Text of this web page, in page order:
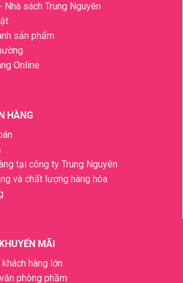
Nhà sách Trung Nguyên
sản phẩm
Online
HÀNG
tại công ty Trung Nguyên
và chất lượng hàng hóa
MÃI
hàng lớn
phòng phầm